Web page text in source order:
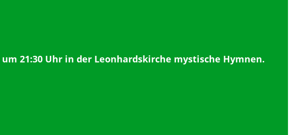
21:30 Uhr in der Leonhardskirche mystische Hymnen.